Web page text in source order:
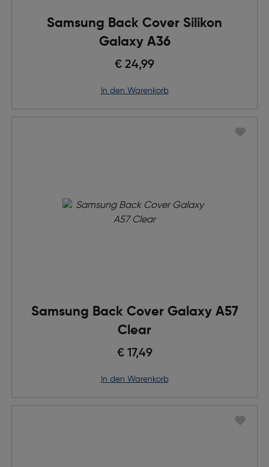
Samsung Back Cover Silikon
Galaxy A36
€ 24,99
in den Warenkorb
Samsung Back Cover Galaxy A57
Clear
€ 17,49
in den Warenkorb